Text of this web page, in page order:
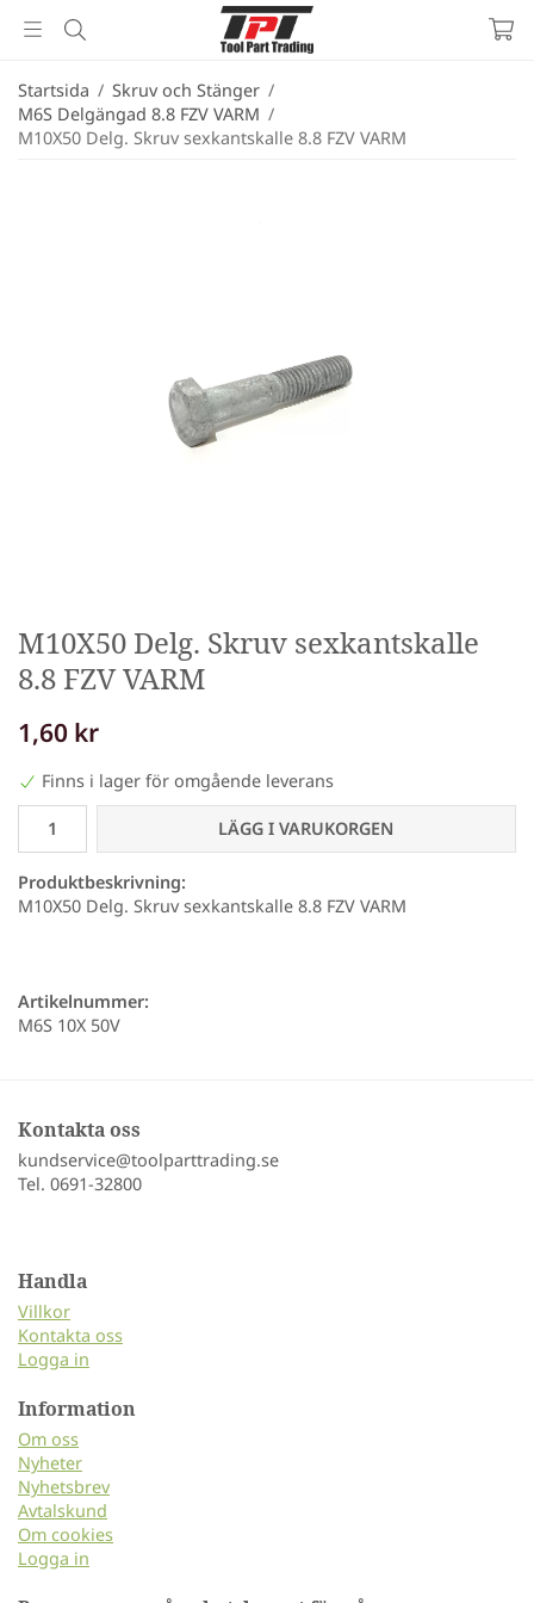
Startsida / Skruv och Stänger /
M6S Delgängad 8.8 FZV VARM /
M10X50 Delg. Skruv sexkantskalle 8.8 FZV VARM
M10X50 Delg. Skruv sexkantskalle
8.8 FZV VARM
1,60 kr
Finns i lager för omgående leverans
LÄGG I VARUKORGEN
Produktbeskrivning:
M10X50 Delg. Skruv sexkantskalle 8.8 FZV VARM
Artikelnummer:
M6S 10X 50V
Kontakta oss
kundservice@toolparttrading.se
Tel. 0691-32800
Handla
Villkor
Kontakta oss
Logga in
Information
Om oss
Nyheter
Nyhetsbrev
Avtalskund
Om cookies
Logga in